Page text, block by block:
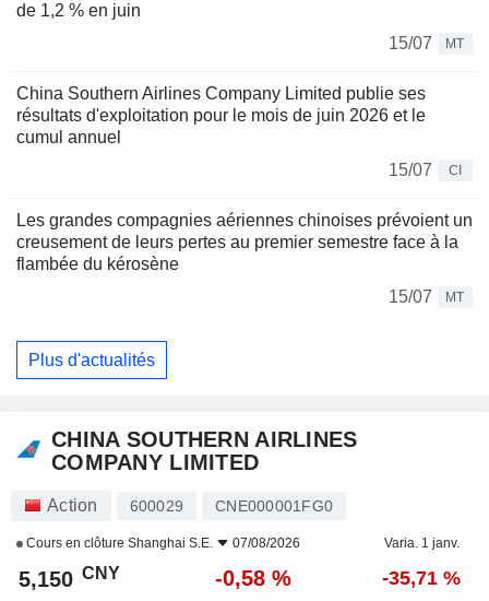
de 1,2 % en juin
15/07
MT
China Southern Airlines Company Limited publie ses
résultats d'exploitation pour le mois de juin 2026 et le
cumul annuel
15/07
CI
Les grandes compagnies aériennes chinoises prévoient un
creusement de leurs pertes au premier semestre face à la
flambée du kérosène
15/07
MT
Plus d'actualités
CHINA SOUTHERN AIRLINES
COMPANY LIMITED
Action 600029 CNE000001FG0
Cours en clôture Shanghai S.E. 07/08/2026 Varia. 1 janv.
5,150 CNY -0,58 % -35,71 %